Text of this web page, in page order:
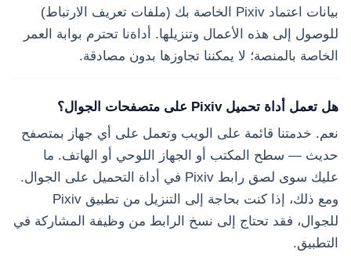
بيانات اعتماد Pixiv الخاصة بك (ملفات تعريف الارتباط)
للوصول إلى هذه الأعمال وتنزيلها. أداةنا تحترم بوابة العمر
الخاصة بالمنصة؛ لا يمكننا تجاوزها بدون مصادقة.
هل تعمل أداة تحميل Pixiv على متصفحات الجوال؟
نعم. خدمتنا قائمة على الويب وتعمل على أي جهاز بمتصفح
حديث — سطح المكتب أو الجهاز اللوحي أو الهاتف. ما
عليك سوى لصق رابط Pixiv في أداة التحميل على الجوال.
ومع ذلك، إذا كنت بحاجة إلى التنزيل من تطبيق Pixiv
للجوال، فقد تحتاج إلى نسخ الرابط من وظيفة المشاركة في
التطبيق.